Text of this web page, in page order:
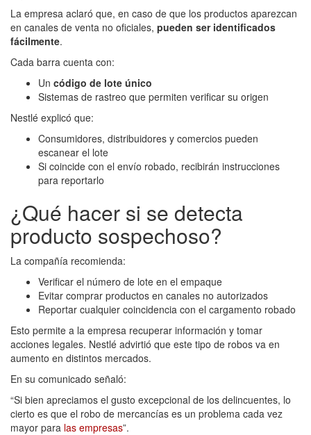
La empresa aclaró que, en caso de que los productos aparezcan
en canales de venta no oficiales, pueden ser identificados
fácilmente.
Cada barra cuenta con:
Un código de lote único
Sistemas de rastreo que permiten verificar su origen
Nestlé explicó que:
Consumidores, distribuidores y comercios pueden
escanear el lote
Si coincide con el envío robado, recibirán instrucciones
para reportarlo
¿Qué hacer si se detecta
producto sospechoso?
La compañía recomienda:
Verificar el número de lote en el empaque
Evitar comprar productos en canales no autorizados
Reportar cualquier coincidencia con el cargamento robado
Esto permite a la empresa recuperar información y tomar
acciones legales. Nestlé advirtió que este tipo de robos va en
aumento en distintos mercados.
En su comunicado señaló:
“Si bien apreciamos el gusto excepcional de los delincuentes, lo
cierto es que el robo de mercancías es un problema cada vez
mayor para las empresas”.